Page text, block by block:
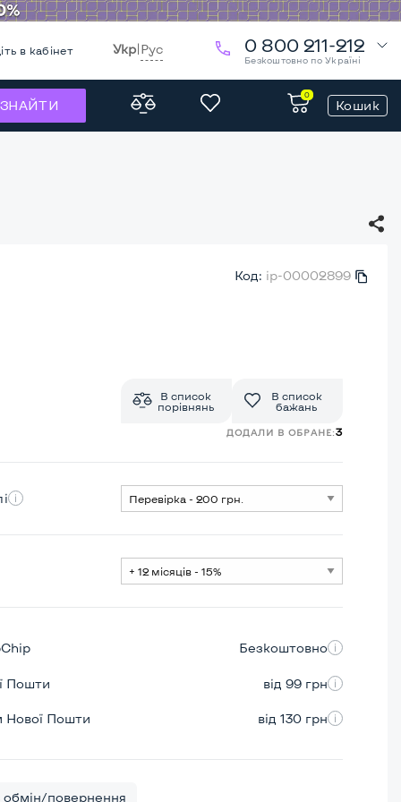
в кабінет Укр|Рус 0 800 211-212
Безкоштовно по Україні
ЗНАЙТИ
0
Кошик
Код: ip-00002899
В список
порівнянь
В список
бажань
ДОДАЛИ В ОБРАНЕ:3
Безкоштовно
Пошти від 99 грн
Нової Пошти від 130 грн
обмін/повернення